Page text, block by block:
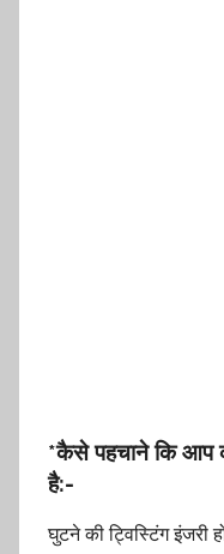
*कैसे पहचाने कि आप
है:-
घुटने की ट्विस्टिंग